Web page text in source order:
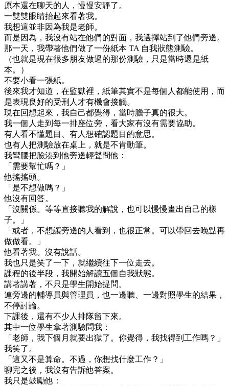
原本還在聊天的人，慢慢安靜了。
一雙雙眼睛抬起來看著我。
我想這並非因為我是老師。
而是因為，我沒有站在他們的對面，我選擇站到了他們旁邊。
那一天，我帶著他們做了一份紙本 TA 自我狀態測驗。
（也就是現在很多朋友做過的那份測驗，只是當時還是紙
本。）
不要小看一張紙。
後來我才知道，在監獄裡，紙筆其實不是每個人都能使用，而
是表現良好的受刑人才有機會接觸。
現在回想起來，我自己都覺得，當時膽子真的很大。
我一個人走到每一排座位旁，看大家有沒有需要協助。
有人看不懂題目、有人想確認題目的意思。
也有人把測驗放在桌上，就是不肯動筆。
我彎腰把臉湊到他旁邊輕聲問他：
「需要幫忙嗎？」
他搖搖頭。
「是不想做嗎？」
他沒有回答。
「沒關係。等等直接聽我的解說，也可以慢慢畫出自己的樣
子。」
「或者，不想讓旁邊的人看到，也很正常。可以帶回去晚點再
做做看。」
他看著我。沒有說話。
我也只是笑了一下，就繼續往下一位走去。
課程的後半段，我開始解讀五個自我狀態。
講著講著，不只是學生開始提問。
連旁邊的輔導員與管理員，也一邊聽、一邊對照學生的結果，
不停討論。
下課後，還有不少人排隊留下來。
其中一位學生拿著測驗問我：
「老師，我下個月就要出獄了。你覺得，我找得到工作嗎？」
我笑了。
「這又不是算命。不過，你想找什麼工作？」
聊完之後，我沒有告訴他答案。
我只是鼓勵他：